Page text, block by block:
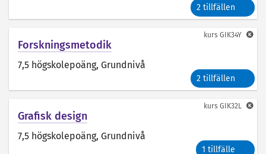
2 tillfällen
Forskningsmetodik
7,5 högskolepoäng, Grundnivå
2 tillfällen
kurs GIK34Y
Grafisk design
7,5 högskolepoäng, Grundnivå
1 tillfälle
kurs GIK32L